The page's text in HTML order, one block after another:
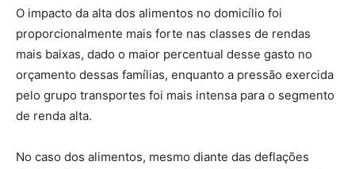
O impacto da alta dos alimentos no domicílio foi
proporcionalmente mais forte nas classes de rendas
mais baixas, dado o maior percentual desse gasto no
orçamento dessas famílias, enquanto a pressão exercida
pelo grupo transportes foi mais intensa para o segmento
de renda alta.
No caso dos alimentos, mesmo diante das deflações